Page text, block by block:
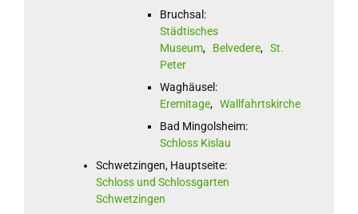
Bruchsal:
Städtisches
Museum, Belvedere, St.
Peter
Waghäusel:
Eremitage, Wallfahrtskirche
Bad Mingolsheim:
Schloss Kislau
Schwetzingen, Hauptseite:
Schloss und Schlossgarten
Schwetzingen